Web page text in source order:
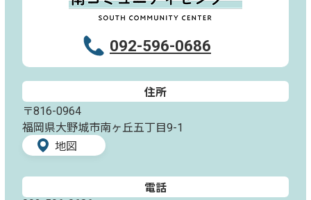
092-596-0686
住所
〒816-0964
福岡県大野城市南ヶ丘五丁目9-1
地図
電話